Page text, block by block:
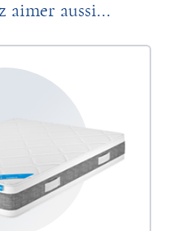
aimer aussi...